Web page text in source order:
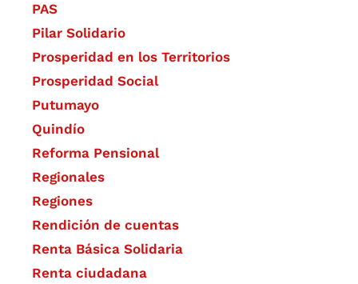
PAS
Pilar Solidario
Prosperidad en los Territorios
Prosperidad Social
Putumayo
Quindío
Reforma Pensional
Regionales
Regiones
Rendición de cuentas
Renta Básica Solidaria
Renta ciudadana